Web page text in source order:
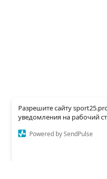
Разрешите сайту
уведомления на рабочий
Powered by SendPulse